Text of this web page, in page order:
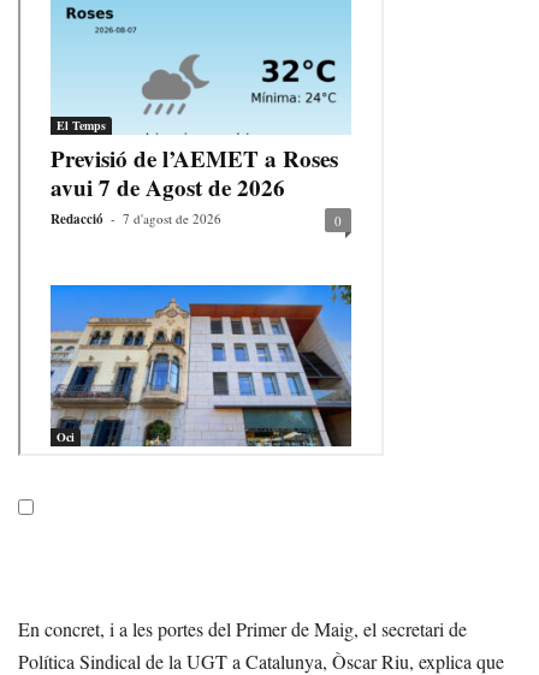
En concret, i a les portes del Primer de Maig, el secretari de
Política Sindical de la UGT a Catalunya, Òscar Riu, explica que